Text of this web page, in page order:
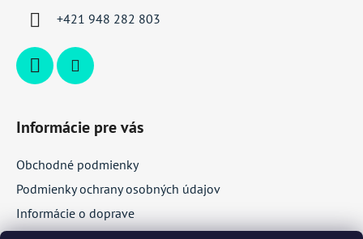
+421 948 282 803
Informácie pre vás
Obchodné podmienky
Podmienky ochrany osobných údajov
Informácie o doprave